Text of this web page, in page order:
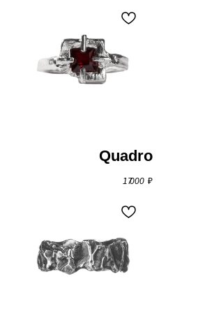
Quadro
17 000 ₽
По Москве курьером в пределах МКАД —
800 рублей.
отправления вы получите трек-номер
посылки для отслеживания
Самовывоз из мастерской — бесплатно*